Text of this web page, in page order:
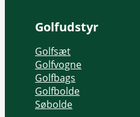
Golfudstyr
Golfsæt
Golfvogne
Golfbags
Golfbolde
Søbolde